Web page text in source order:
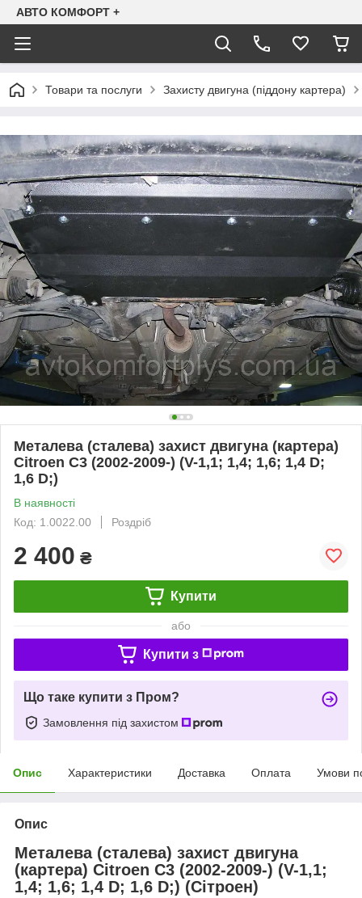
АВТО КОМФОРТ +
Товари та послуги Захисту двигуна (піддону картера)
Металева (сталева) захист двигуна (картера)
Citroen С3 (2002-2009-) (V-1,1; 1,4; 1,6; 1,4 D;
1,6 D;)
В наявності
Код: 1.0022.00
Роздріб
2 400 ₴
Купити
або
Купити з
Що таке купити з Пром?
Замовлення під захистом
Опис Характеристики Доставка Оплата Умови
Опис
Металева (сталева) захист двигуна
(картера) Citroen С3 (2002-2009-) (V-1,1;
1,4; 1,6; 1,4 D; 1,6 D;) (Сітроен)